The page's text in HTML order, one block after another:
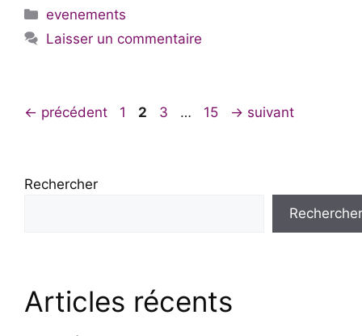
Catégories
evenements
Laisser un commentaire
← précédent Page
1 Page
2 Page
3 … Page
15 → suivant
Rechercher
Rechercher
Articles récents